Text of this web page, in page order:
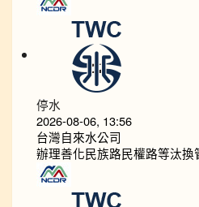
停水
2026-08-06, 13:56
台灣自來水公司
辦理善化民族路民權路等汰換